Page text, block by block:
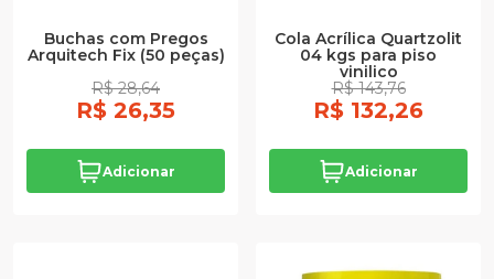
Buchas com Pregos
Arquitech Fix (50 peças)
R$ 28,64
R$ 26,35
Adicionar
Cola Acrílica Quartzolit
04 kgs para piso
vinilico
R$ 143,76
R$ 132,26
Adicionar